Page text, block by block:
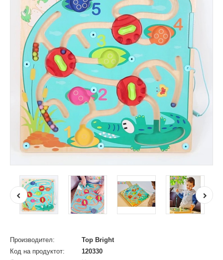
Производител:
Top Bright
Код на продуктот:
120330